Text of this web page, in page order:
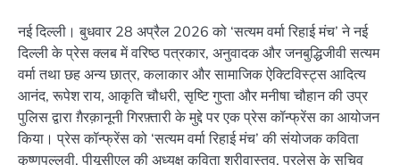
नई दिल्ली। बुधवार 28 अप्रैल 2026 को ‘सत्यम वर्मा रिहाई मंच’ ने नई
दिल्ली के प्रेस क्लब में वरिष्ठ पत्रकार, अनुवादक और जनबुद्धिजीवी सत्यम
वर्मा तथा छह अन्य छात्र, कलाकार और सामाजिक ऐक्टिविस्ट्स आदित्य
आनंद, रूपेश राय, आकृति चौधरी, सृष्टि गुप्ता और मनीषा चौहान की उप्र
पुलिस द्वारा ग़ैरक़ानूनी गिरफ़्तारी के मुद्दे पर एक प्रेस कॉन्फ्रेंस का आयोजन
किया। प्रेस कॉन्फ्रेंस को ‘सत्यम वर्मा रिहाई मंच’ की संयोजक कविता
कृष्णपल्लवी, पीयूसीएल की अध्यक्ष कविता श्रीवास्तव, प्रलेस के सचिव